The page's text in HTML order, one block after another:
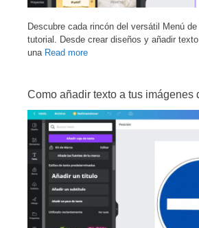
Descubre cada rincón del versátil Menú
tutorial. Desde crear diseños y añadir
una Read more
Como añadir texto a tus imágenes